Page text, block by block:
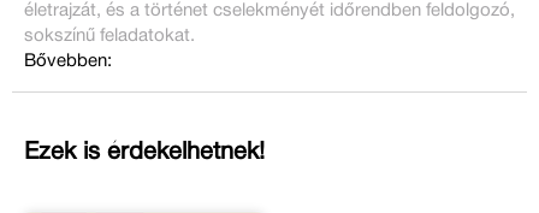
életrajzát, és a történet cselekményét időrendben feldolgozó,
sokszínű feladatokat.
Bővebben:
Ezek is érdekelhetnek!